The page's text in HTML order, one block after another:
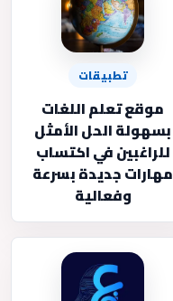
تطبيقات
موقع تعلم اللغات
بسهولة الحل الأمثل
للراغبين في اكتساب
مهارات جديدة بسرعة
وفعالية